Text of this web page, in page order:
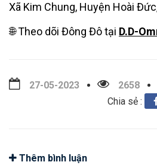
Xã Kim Chung, Huyện Hoài
🌐 Theo dõi Đông Đô tại D.D-
27-05-2023 2658
Chia sẻ :
Thêm bình luận